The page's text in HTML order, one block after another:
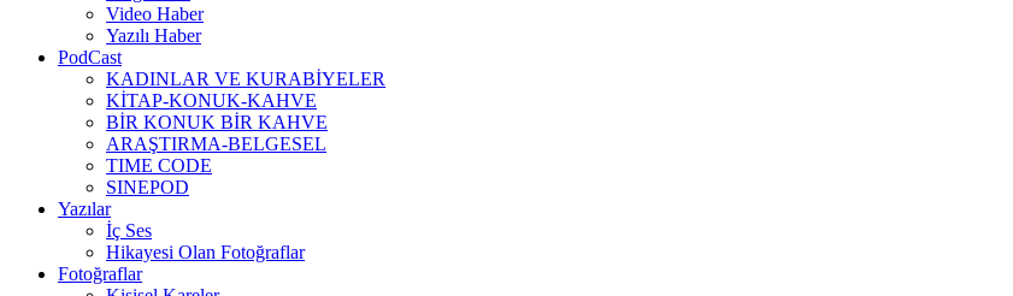
Video Haber
Yazılı Haber
PodCast
KADINLAR VE KURABİYELER
KİTAP-KONUK-KAHVE
BİR KONUK BİR KAHVE
ARAŞTIRMA-BELGESEL
TIME CODE
SINEPOD
Yazılar
İç Ses
Hikayesi Olan Fotoğraflar
Fotoğraflar